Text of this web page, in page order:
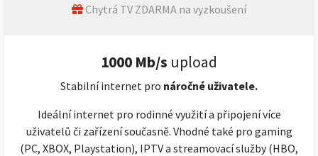
Chytrá TV ZDARMA na vyzkoušení
1000 Mb/s upload
Stabilní internet pro náročné uživatele.
Ideální internet pro rodinné využití a připojení více
uživatelů či zařízení současně. Vhodné také pro gaming
(PC, XBOX, Playstation), IPTV a streamovací služby (HBO,